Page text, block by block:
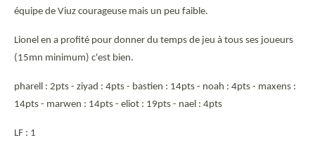
équipe de Viuz courageuse mais un peu faible.
Lionel en a profité pour donner du temps de jeu à tous ses joueurs
(15mn minimum) c'est bien.
pharell : 2pts - ziyad : 4pts - bastien : 14pts - noah : 4pts - maxens :
14pts - marwen : 14pts - eliot : 19pts - nael : 4pts
LF : 1